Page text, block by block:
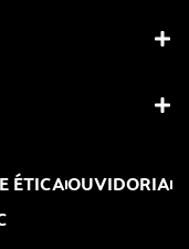
ÉTICAOUVIDORIA